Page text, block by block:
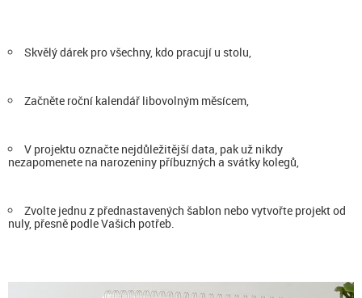
Skvělý dárek pro všechny, kdo pracují u stolu,
Začněte roční kalendář libovolným měsícem,
V projektu označte nejdůležitější data, pak už nikdy
nezapomenete na narozeniny příbuzných a svátky kolegů,
Zvolte jednu z přednastavených šablon nebo vytvořte projekt od
nuly, přesně podle Vašich potřeb.